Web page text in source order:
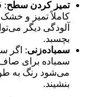
تمیز کردن سطح:
کاملاً تمیز و خشک
آلودگی دیگر
بچسبد.
سمباده‌زنی: اگر
سمباده برای صاف
می‌شود رنگ به
بنشیند.